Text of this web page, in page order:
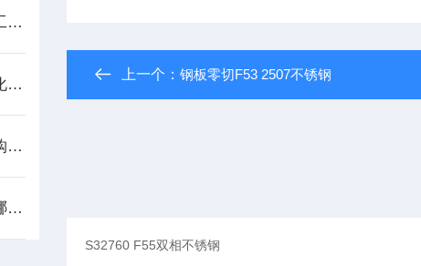
2205不锈钢六角钢管：工业输送新选择，赋能工程品质升级
904L不锈钢光棒钢管在化工、海洋工程中的关键作用分析
2205不锈钢六角钢管选购要点：规格精度、材质纯度与质量检测
2205不锈钢六角钢管在哪些工业领域应用广泛？
上一个：钢板零切F53 2507不锈钢